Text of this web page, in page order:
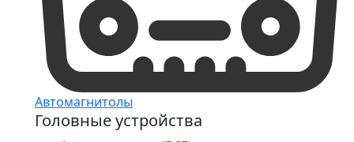
Автомагнитолы
Головные устройства